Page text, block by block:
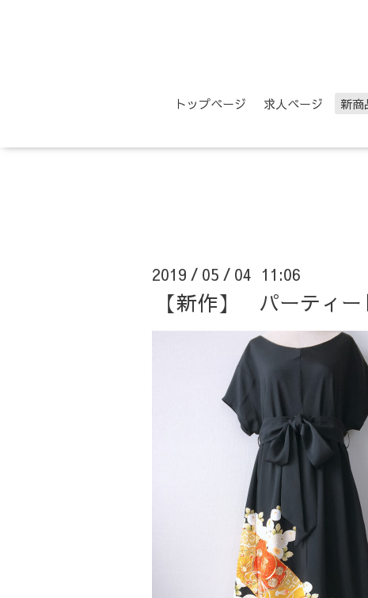
トップページ 求人ページ 新商
2019 / 05 / 04 11:06
【新作】 パーティ